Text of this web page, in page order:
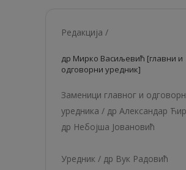
Редакција /
др Мирко Васиљевић [главни и
одговорни уредник]
Заменици главног и
уредника / др Александар
др Небојша Јовановић
Уредник / др Вук Радовић